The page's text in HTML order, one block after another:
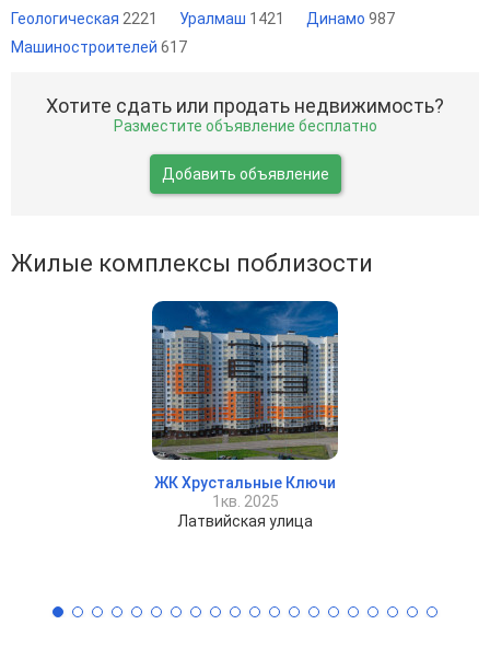
Геологическая 2221 Уралмаш 1421 Динамо 987
Машиностроителей 617
Хотите сдать или продать недвижимость?
Разместите объявление бесплатно
Добавить объявление
Жилые комплексы поблизости
ЖК Хрустальные Ключи
1кв. 2025
Латвийская улица